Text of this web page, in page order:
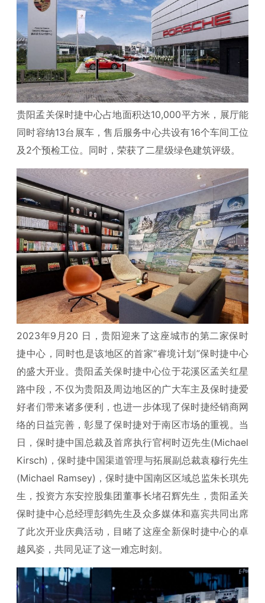
贵阳孟关保时捷中心占地面积达10,000平方米，展厅能
同时容纳13台展车，售后服务中心共设有16个车间工位
及2个预检工位。同时，荣获了二星级绿色建筑评级。
2023年9月20 日，贵阳迎来了这座城市的第二家保时
捷中心，同时也是该地区的首家“睿境计划”保时捷中心
的盛大开业。贵阳孟关保时捷中心位于花溪区孟关红星
路中段，不仅为贵阳及周边地区的广大车主及保时捷爱
好者们带来诸多便利，也进一步体现了保时捷经销商网
络的日益完善，彰显了保时捷对于南区市场的重视。当
日，保时捷中国总裁及首席执行官柯时迈先生(Michael
Kirsch)，保时捷中国渠道管理与拓展副总裁袁穆行先生
(Michael Ramsey)，保时捷中国南区区域总监朱长琪先
生，投资方东安控股集团董事长堵召辉先生，贵阳孟关
保时捷中心总经理彭鹤先生及众多媒体和嘉宾共同出席
了此次开业庆典活动，目睹了这座全新保时捷中心的卓
越风姿，共同见证了这一难忘时刻。